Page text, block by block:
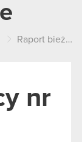
Raport bieżący nr 08/2012
nr